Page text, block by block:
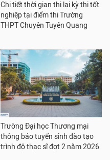
Chi tiết thời gian thi lại kỳ thi tốt
nghiệp tại điểm thi Trường
THPT Chuyên Tuyên Quang
Trường Đại học Thương mại
thông báo tuyển sinh đào tạo
trình độ thạc sĩ đợt 2 năm 2026